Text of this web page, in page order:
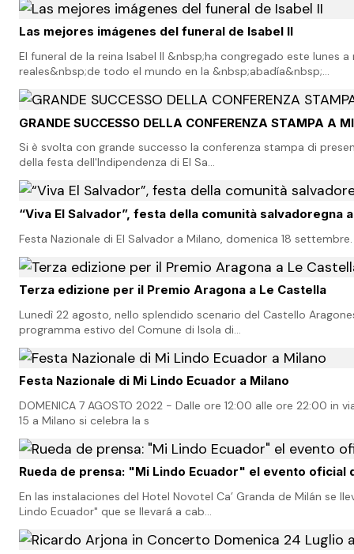
Las mejores imágenes del funeral de Isabel II
El funeral de la reina Isabel II &nbsp;ha congregado este
reales&nbsp;de todo el mundo en la &nbsp;abadía&nbsp;…
GRANDE SUCCESSO DELLA CONFERENZA STAMPA A
Si è svolta con grande successo la conferenza stampa di
della festa dell'Indipendenza di El Sa…
“Viva El Salvador”, festa della comunità salvadoregna
Festa Nazionale di El Salvador a Milano, domenica 18
Terza edizione per il Premio Aragona a Le Castella
Lunedì 22 agosto, nello splendido scenario del Castello
programma estivo del Comune di Isola di…
Festa Nazionale di Mi Lindo Ecuador a Milano
DOMENICA 7 AGOSTO 2022 - Dalle ore 12:00 alle ore 22:00 in
15 a Milano si celebra la s
Rueda de prensa: "Mi Lindo Ecuador" el evento oficial
En las instalaciones del Hotel Novotel Ca’ Granda de Milán se
Lindo Ecuador" que se llevará a cab…